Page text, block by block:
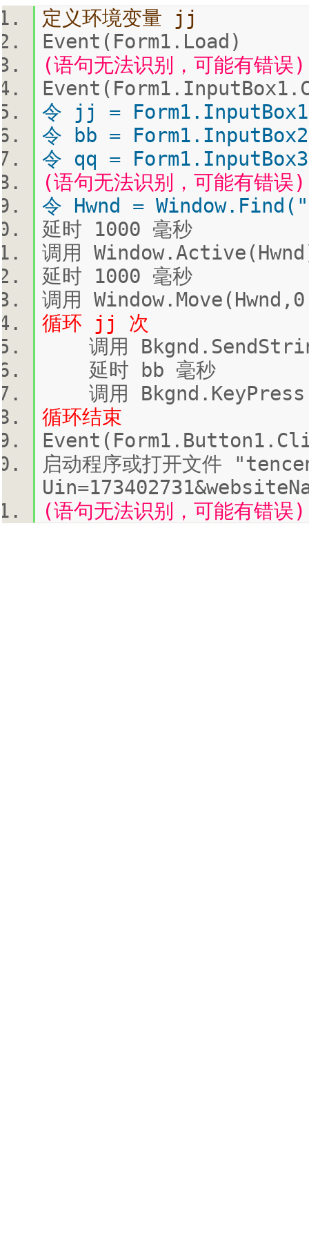
定义环境变量 jj
Event(Form1.Load)
(语句无法识别，可能有错
令 jj =
令 bb =
令 qq =
(语句无法识别，可能有错
令 Hwnd =
延时 1000 毫秒
调用
延时 1000 毫秒
调用
循环 jj 次
调用
延时 bb 毫秒
调用
循环结束
启动程序或打开文件
(语句无法识别，可能有错